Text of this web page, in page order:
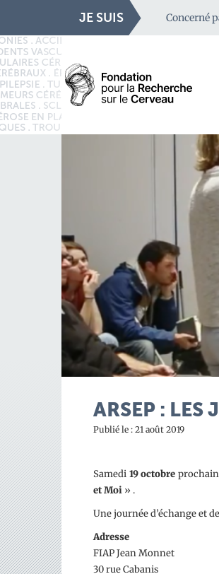
JE SUIS Concerné
ARSEP : LES
Publié le : 21 août 2019
Samedi 19 octobre prochain
et Moi » .
Une journée d’échange et
Adresse
FIAP Jean Monnet
30 rue Cabanis